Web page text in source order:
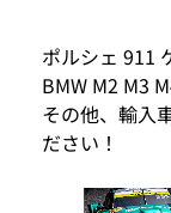
ポルシェ 911
BMW M2 M3
その他、輸入
ださい！